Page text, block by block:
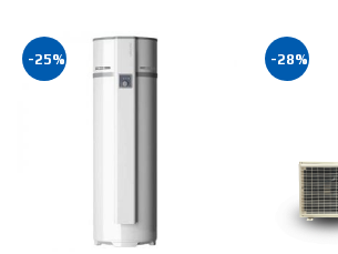
-25% -28%